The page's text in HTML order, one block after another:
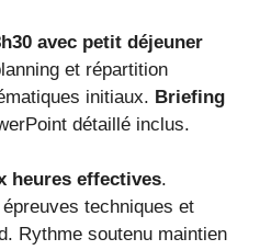
avec petit déjeuner
et répartition
initiaux. Briefing
détaillé inclus.
heures effectives.
techniques et
Rythme soutenu maintien